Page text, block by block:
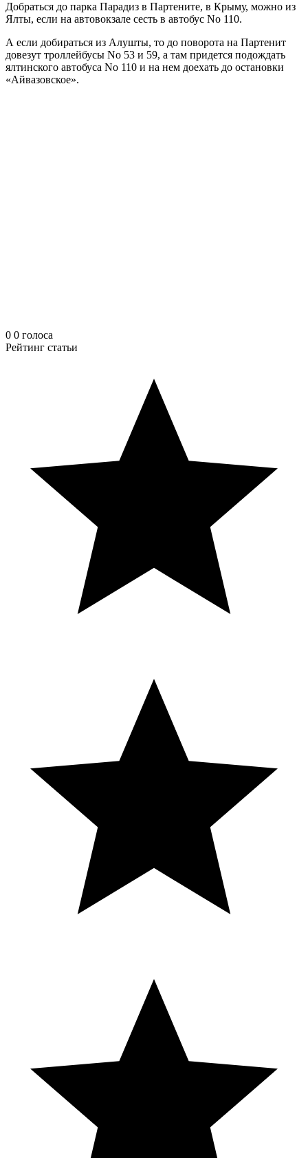
Добраться до парка Парадиз в Партените, в Крыму, можно из
Ялты, если на автовокзале сесть в автобус No 110.
А если добираться из Алушты, то до поворота на Партенит
довезут троллейбусы No 53 и 59, а там придется подождать
ялтинского автобуса No 110 и на нем доехать до остановки
«Айвазовское».
0 0 голоса
Рейтинг статьи